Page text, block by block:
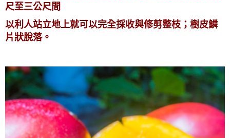
尺至三公尺間
以利人站立地上就可以完全採收與修剪整枝；樹皮鱗
片狀脫落。